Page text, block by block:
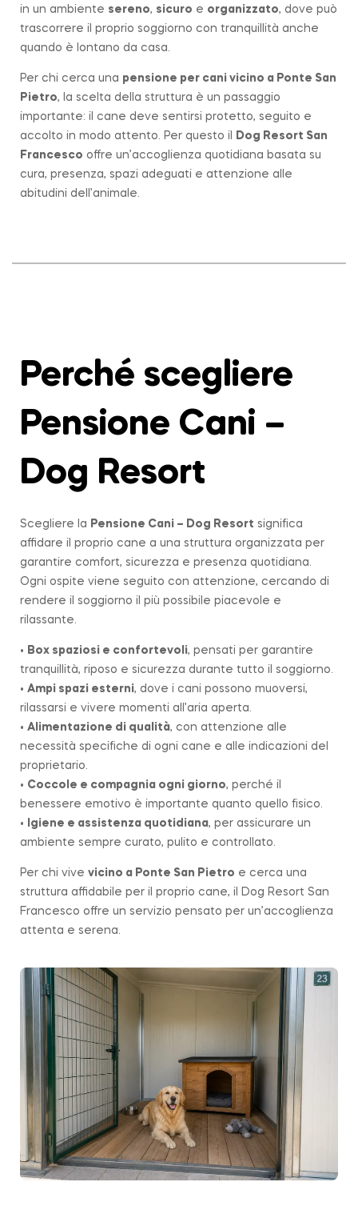
in un ambiente sereno, sicuro e organizzato, dove può
trascorrere il proprio soggiorno con tranquillità anche
quando è lontano da casa.
Per chi cerca una pensione per cani vicino a Ponte San
Pietro, la scelta della struttura è un passaggio
importante: il cane deve sentirsi protetto, seguito e
accolto in modo attento. Per questo il
Dog Resort San
Francesco offre un’accoglienza quotidiana basata su
cura, presenza, spazi adeguati e attenzione alle
abitudini dell’animale.
Perché scegliere
Pensione Cani –
Dog Resort
Scegliere la Pensione Cani – Dog Resort significa
affidare il proprio cane a una struttura organizzata per
garantire comfort, sicurezza e presenza quotidiana.
Ogni ospite viene seguito con attenzione, cercando di
rendere il soggiorno il più possibile piacevole e
rilassante.
• Box spaziosi e confortevoli, pensati per garantire
tranquillità, riposo e sicurezza durante tutto il soggiorno.
• Ampi spazi esterni, dove i cani possono muoversi,
rilassarsi e vivere momenti all’aria aperta.
• Alimentazione di qualità, con attenzione alle
necessità specifiche di ogni cane e alle indicazioni del
proprietario.
• Coccole e compagnia ogni giorno, perché il
benessere emotivo è importante quanto quello fisico.
•
Igiene e assistenza quotidiana, per assicurare un
ambiente sempre curato, pulito e controllato.
Per chi vive vicino a Ponte San Pietro e cerca una
struttura affidabile per il proprio cane, il Dog Resort San
Francesco offre un servizio pensato per un’accoglienza
attenta e serena.